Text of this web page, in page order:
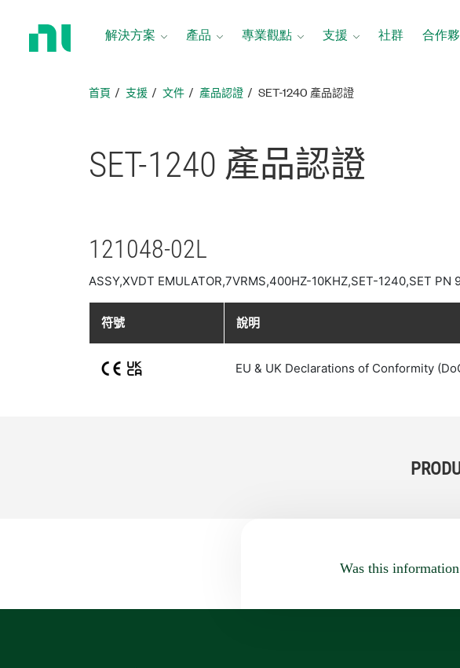
解決方案 產品 專業觀點 支援 社群 合作
首頁 支援 文件 產品認證 SET-1240 產品認證
SET-1240 產品認證
121048-02L
ASSY,XVDT EMULATOR,7VRMS,400HZ-10KHZ,SET-1240,SET PN
符號 說明
EU & UK Declarations of Conformity
Was this